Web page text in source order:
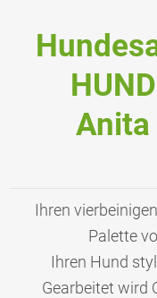
Anita
Ihren
Palette
Ihren Hund
Gearbeitet wird